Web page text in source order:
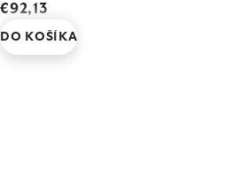
€92,13
DO KOŠÍKA